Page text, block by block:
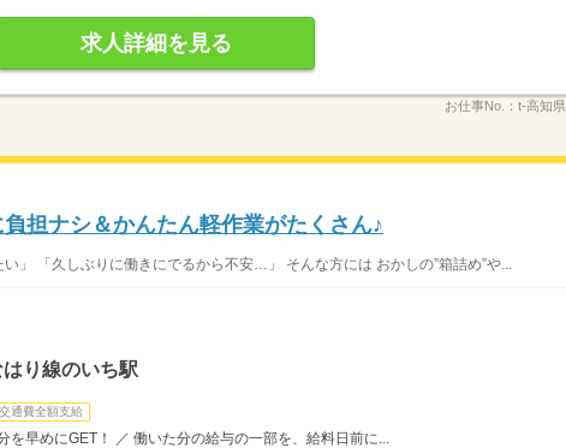
求人詳細を見る
お仕事No.： t-高知
担ナシ＆かんたん軽作業がたくさん♪
」 「久しぶりに働きにでるから不安…」 そんな方には おかしの”箱詰め”や...
り線のいち駅
交通費全額支給
早めにGET！ ／ 働いた分の給与の一部を、給料日前に...